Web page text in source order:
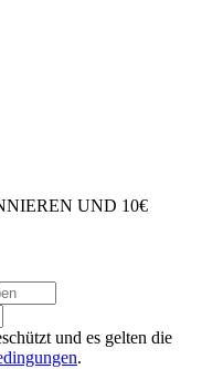
UND 10€
und es gelten die
.